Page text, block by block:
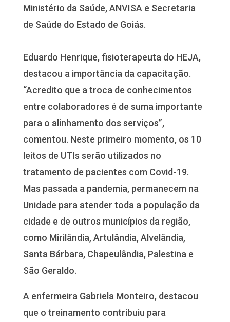
Ministério da Saúde, ANVISA e Secretaria
de Saúde do Estado de Goiás.
Eduardo Henrique, fisioterapeuta do HEJA,
destacou a importância da capacitação.
“Acredito que a troca de conhecimentos
entre colaboradores é de suma importante
para o alinhamento dos serviços”,
comentou. Neste primeiro momento, os 10
leitos de UTIs serão utilizados no
tratamento de pacientes com Covid-19.
Mas passada a pandemia, permanecem na
Unidade para atender toda a população da
cidade e de outros municípios da região,
como Mirilândia, Artulândia, Alvelândia,
Santa Bárbara, Chapeulândia, Palestina e
São Geraldo.
A enfermeira Gabriela Monteiro, destacou
que o treinamento contribuiu para